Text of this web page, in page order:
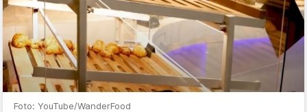
Foto: YouTube/WanderFood